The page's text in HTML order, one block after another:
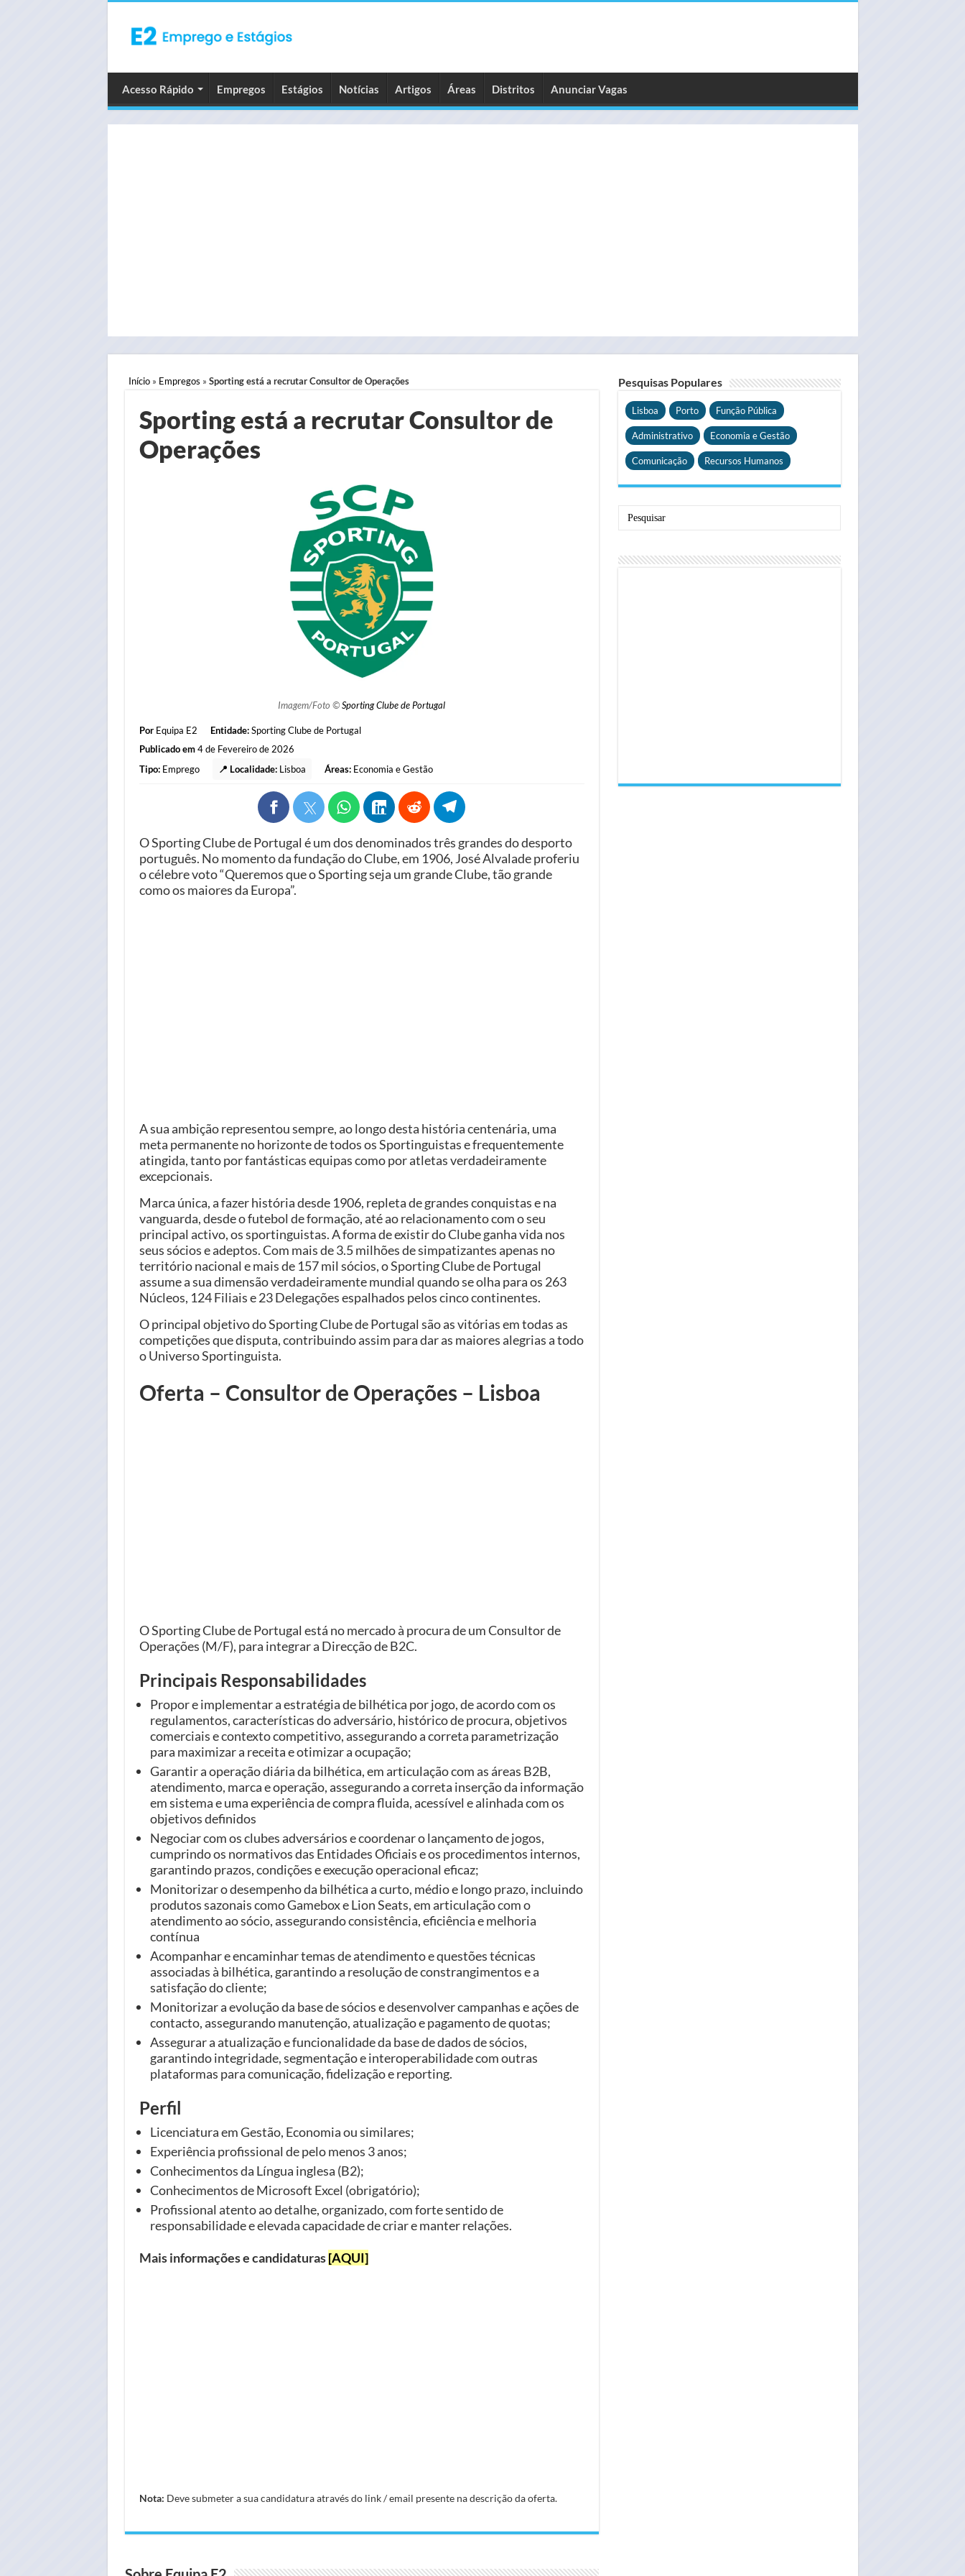
Acesso Rápido Empregos Estágios Notícias Artigos Áreas Distritos Anunciar Vagas
Início» Empregos » Sporting está a recrutar Consultor de Operações
Sporting está a recrutar Consultor de
Operações
Imagem/Foto ©Sporting Clube de Portugal
Por Equipa E2 Entidade:Sporting Clube de Portugal
Publicado em4 de Fevereiro de 2026
Tipo: Emprego 📍 Localidade: Lisboa Áreas: Economia e Gestão
O Sporting Clube de Portugal é um dos denominados três grandes do desporto
português. No momento da fundação do Clube, em 1906, José Alvalade proferiu
o célebre voto “Queremos que o Sporting seja um grande Clube, tão grande
como os maiores da Europa”.
A sua ambição representou sempre, ao longo desta história centenária, uma
meta permanente no horizonte de todos os Sportinguistas e frequentemente
atingida, tanto por fantásticas equipas como por atletas verdadeiramente
excepcionais.
Marca única, a fazer história desde 1906, repleta de grandes conquistas e na
vanguarda, desde o futebol de formação, até ao relacionamento com o seu
principal activo, os sportinguistas. A forma de existir do Clube ganha vida nos
seus sócios e adeptos. Com mais de 3.5 milhões de simpatizantes apenas no
território nacional e mais de 157 mil sócios, o Sporting Clube de Portugal
assume a sua dimensão verdadeiramente mundial quando se olha para os 263
Núcleos, 124 Filiais e 23 Delegações espalhados pelos cinco continentes.
O principal objetivo do Sporting Clube de Portugal são as vitórias em todas as
competições que disputa, contribuindo assim para dar as maiores alegrias a todo
o Universo Sportinguista.
Oferta – Consultor de Operações – Lisboa
O Sporting Clube de Portugal está no mercado à procura de um Consultor de
Operações (M/F), para integrar a Direcção de B2C.
Principais Responsabilidades
Propor e implementar a estratégia de bilhética por jogo, de acordo com os
regulamentos, características do adversário, histórico de procura, objetivos
comerciais e contexto competitivo, assegurando a correta parametrização
para maximizar a receita e otimizar a ocupação;
Garantir a operação diária da bilhética, em articulação com as áreas B2B,
atendimento, marca e operação, assegurando a correta inserção da informação
em sistema e uma experiência de compra fluida, acessível e alinhada com os
objetivos definidos
Negociar com os clubes adversários e coordenar o lançamento de jogos,
cumprindo os normativos das Entidades Oficiais e os procedimentos internos,
garantindo prazos, condições e execução operacional eficaz;
Monitorizar o desempenho da bilhética a curto, médio e longo prazo, incluindo
produtos sazonais como Gamebox e Lion Seats, em articulação com o
atendimento ao sócio, assegurando consistência, eficiência e melhoria
contínua
Acompanhar e encaminhar temas de atendimento e questões técnicas
associadas à bilhética, garantindo a resolução de constrangimentos e a
satisfação do cliente;
Monitorizar a evolução da base de sócios e desenvolver campanhas e ações de
contacto, assegurando manutenção, atualização e pagamento de quotas;
Assegurar a atualização e funcionalidade da base de dados de sócios,
garantindo integridade, segmentação e interoperabilidade com outras
plataformas para comunicação, fidelização e reporting.
Perfil
Licenciatura em Gestão, Economia ou similares;
Experiência profissional de pelo menos 3 anos;
Conhecimentos da Língua inglesa (B2);
Conhecimentos de Microsoft Excel (obrigatório);
Profissional atento ao detalhe, organizado, com forte sentido de
responsabilidade e elevada capacidade de criar e manter relações.
Mais informações e candidaturas[AQUI]
Nota: Deve submeter a sua candidatura através do link / email presente na descrição da oferta.
Pesquisas Populares
Lisboa Porto Função Pública
Administrativo Economia e Gestão
Comunicação Recursos Humanos